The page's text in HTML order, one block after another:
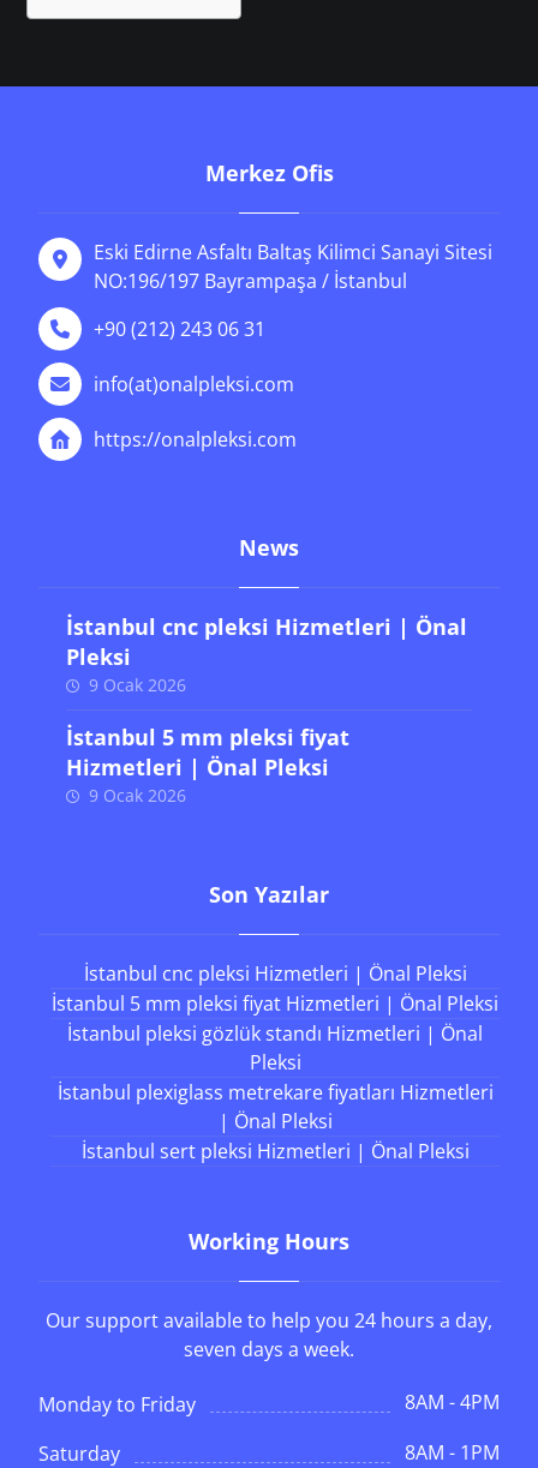
Merkez Ofis
Eski Edirne Asfaltı Baltaş Kilimci Sanayi Sitesi
NO:196/197 Bayrampaşa / İstanbul
+90 (212) 243 06 31
info(at)onalpleksi.com
https://onalpleksi.com
News
İstanbul cnc pleksi Hizmetleri | Önal
Pleksi
9 Ocak 2026
İstanbul 5 mm pleksi fiyat
Hizmetleri | Önal Pleksi
9 Ocak 2026
Son Yazılar
İstanbul cnc pleksi Hizmetleri | Önal Pleksi
İstanbul 5 mm pleksi fiyat Hizmetleri | Önal Pleksi
İstanbul pleksi gözlük standı Hizmetleri | Önal
Pleksi
İstanbul plexiglass metrekare fiyatları Hizmetleri
| Önal Pleksi
İstanbul sert pleksi Hizmetleri | Önal Pleksi
Working Hours
Our support available to help you 24 hours a day,
seven days a week.
Monday to Friday
8AM - 4PM
Saturday
8AM - 1PM